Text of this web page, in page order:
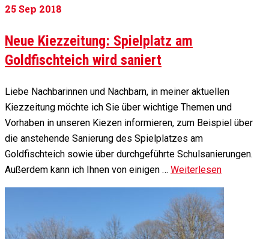
25 Sep 2018
Neue Kiezzeitung: Spielplatz am
Goldfischteich wird saniert
Liebe Nachbarinnen und Nachbarn, in meiner aktuellen
Kiezzeitung möchte ich Sie über wichtige Themen und
Vorhaben in unseren Kiezen informieren, zum Beispiel über
die anstehende Sanierung des Spielplatzes am
Goldfischteich sowie über durchgeführte Schulsanierungen.
Außerdem kann ich Ihnen von einigen … Weiterlesen